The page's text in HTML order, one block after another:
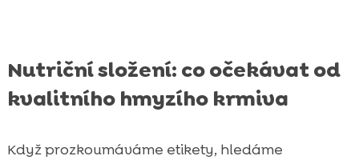
Nutriční složení: co očekávat od
kvalitního hmyzího krmiva
Když prozkoumáváme etikety, hledáme